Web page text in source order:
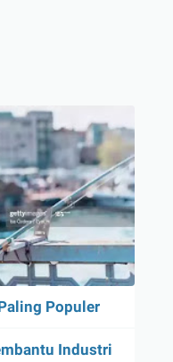
Populer
Industri